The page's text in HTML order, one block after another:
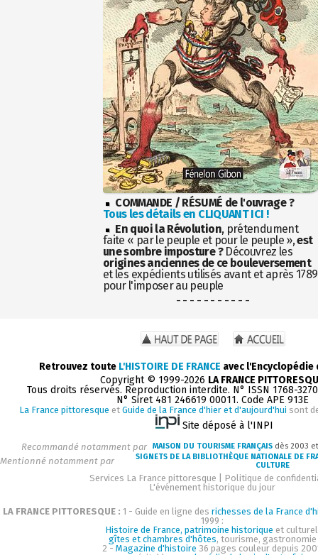
COMMANDE / RÉSUMÉ de l'ouvrage ?
Tous les détails en CLIQUANT ICI !
En quoi la Révolution, prétendument
faite « par le peuple et pour le peuple »,est
une sombre imposture ?Découvrez les
origines anciennes de ce bouleversement
et les expédients utilisés avant et après 1789
pour l'imposer au peuple
- - - - - - - - - - -
Retrouvez toute L'HISTOIRE DE FRANCE avec
Copyright © 1999-2026 LA FRANCE
Tous droits réservés. Reproduction interdite. N° ISSN 1768-
N° Siret 481 246619 00011. Code APE 913E
La France pittoresque et Guide de la France d'hier et d'aujourd'hui sont
Site déposé à l'INPI
Recommandé notamment par MAISON DU TOURISME FRANÇAIS dès 2003
Mentionné notamment par
SIGNETS DE LA BIBLIOTHÈQUE NATIONALE DE
CULTURE
Services La France pittoresque
Politique de
L'événement historique du jour
LA FRANCE PITTORESQUE : 1 - Guide en ligne des richesses de la France
1999 :
Histoire de France, patrimoine historique et
gîtes et chambres d'hôtes, tourisme, gastronomie
2 - Magazine d'histoire 36 pages couleur depuis